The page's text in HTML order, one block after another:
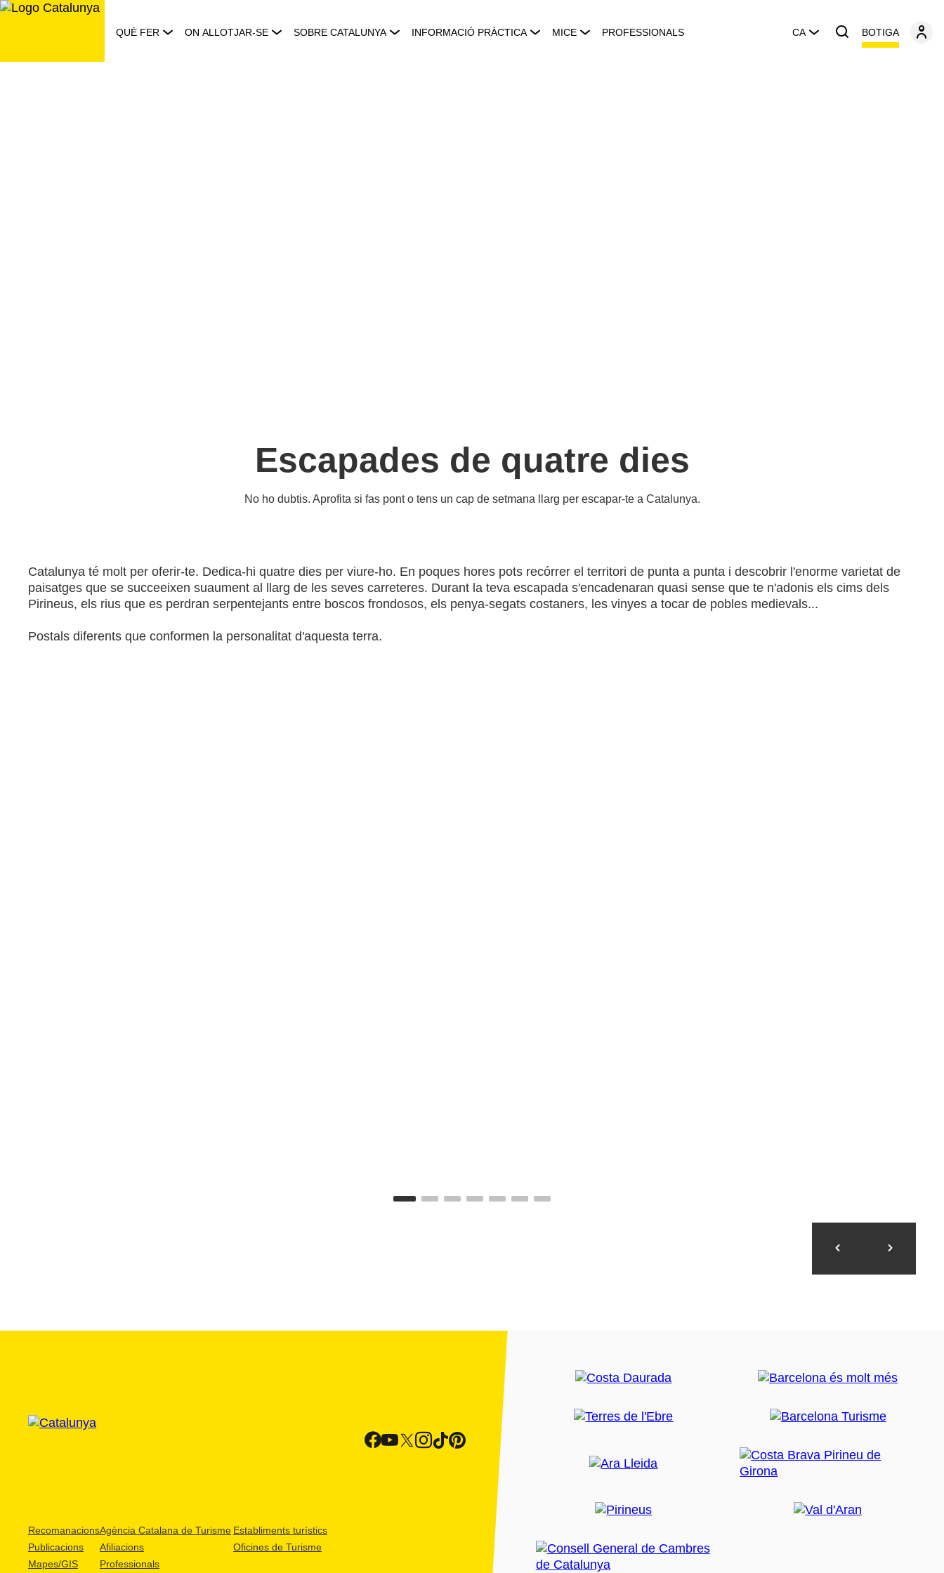
Saltar
QUÈ FER ON ALLOTJAR-SE SOBRE CATALUNYA INFORMACIÓ PRÀCTICA MICE PROFESSIONALS CA BOTIGA
Escapades de quatre dies
No ho dubtis. Aprofita si fas pont o tens un cap de setmana llarg per escapar-te a Catalunya.
Catalunya té molt per oferir-te. Dedica-hi quatre dies per viure-ho. En poques hores pots recórrer el territori de punta a punta i descobrir l'enorme varietat de
paisatges que se succeeixen suaument al llarg de les seves carreteres. Durant la teva escapada s'encadenaran quasi sense que te n'adonis els cims dels
Pirineus, els rius que es perdran serpentejants entre boscos frondosos, els penya-segats costaners, les vinyes a tocar de pobles medievals...
Postals diferents que conformen la personalitat d'aquesta terra.
Recomanacions
Publicacions
Mapes/GIS
Agència Catalana de Turisme
Afiliacions
Professionals
Establiments turístics
Oficines de Turisme